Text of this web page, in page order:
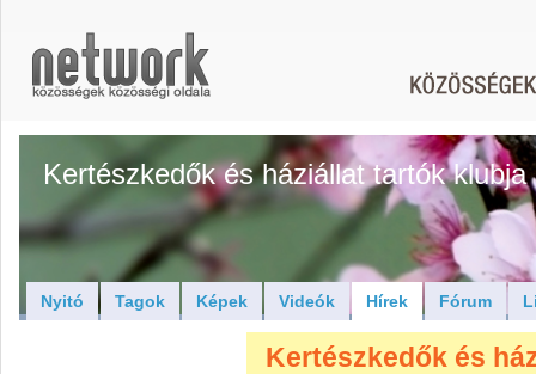
Kertészkedők és háziállat tartók klubja
Nyitó Tagok Képek Videók Hírek Fórum
Kertészkedők és